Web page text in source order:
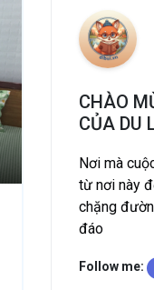
CHÀO
CỦA DU
Nơi mà
từ nơi này
chặng
đáo
Follow me: